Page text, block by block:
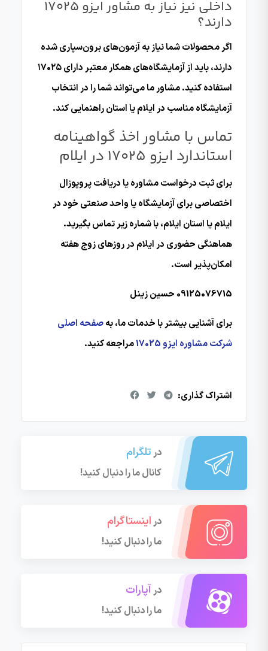
داخلی نیز نیاز به مشاور ایزو 17025
دارند؟
اگر محصولات شما نیاز به آزمون‌های برون‌سپاری شده
دارند، باید از آزمایشگاه‌های همکار معتبر دارای ۱۷۰۲۵
استفاده کنید. مشاور ما می‌تواند شما را در انتخاب
آزمایشگاه مناسب در ایلام یا استان راهنمایی کند.
تماس با مشاور اخذ گواهینامه
استاندارد ایزو 17025 در ایلام
برای ثبت درخواست مشاوره یا دریافت پروپوزال
اختصاصی برای آزمایشگاه یا واحد صنعتی خود در
ایلام یا استان ایلام، با شماره زیر تماس بگیرید.
هماهنگی حضوری در ایلام در روزهای زوج هفته
امکان‌پذیر است.
09125076715 حسین زینل
برای آشنایی بیشتر با خدمات ما، بهصفحه اصلی
شرکت مشاوره ایزو 17025
مراجعه کنید.
اشتراک گذاری:
در تلگرام
کانال ما را دنبال کنید!
در اینستاگرام
ما را دنبال کنید!
در آپارات
ما را دنبال کنید!